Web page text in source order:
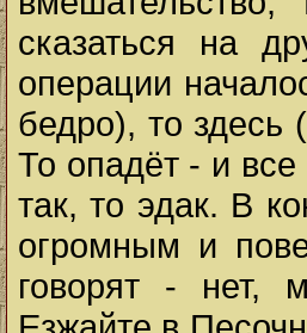
сказаться на
операции
бедро), то здесь
То опадёт - и все
так, то эдак. В
огромным и
говорят - нет,